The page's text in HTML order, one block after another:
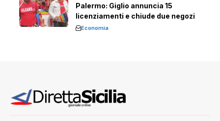
Palermo: Giglio annuncia 15
licenziamenti e chiude due negozi
Economia